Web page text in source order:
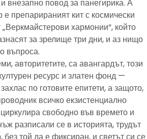
внезапно повод за панегирика. А
е препарираният кит с космически
хармонии“, който
за зрелище три дни, и аз нищо
въпроса.
авторитетите, са авангардът, този
ресурс и златен фонд —
по готовите епитети, а защото,
всичко екзистенциално
свободно във времето и
разписали се в историята, трудът